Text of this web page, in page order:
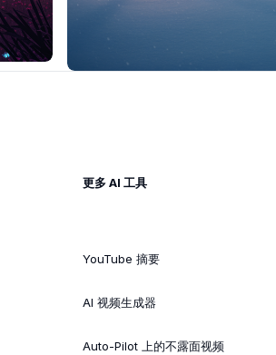
更多 AI 工具
YouTube 摘要
AI 视频生成器
Auto-Pilot 上的不露面视频